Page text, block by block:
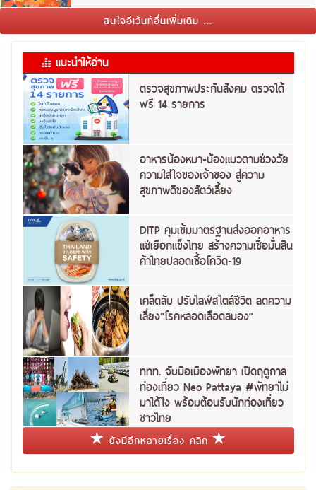
สนใจอีเว้นท์อื่นเพิ่มเติม ...
แนะนำให้อ่าน
ตรวจสุขภาพประกันสังคม ตรวจได้
ฟรี 14 รายการ
อาหารน้องหมา-น้องแมวตามช่วงวัย
ความใส่ใจของเจ้าของ สู่ความ
สุขภาพดีของสัตว์เลี้ยง
DITP คุมเข้มมาตรฐานส่งออกอาหาร
แช่เยือกแข็งไทย สร้างความเชื่อมั่นสิน
ค้าไทยปลอดเชื้อโควิด-19
เคล็ดลับ ปรับไลฟ์สไตล์ชีวิต ลดความ
เสี่ยง“โรคหลอดเลือดสมอง”
ททท. จับมือเมืองพัทยา เปิดฤดูกาล
ท่องเที่ยว Neo Pattaya #พัทยาไม่
มาได้ไง พร้อมต้อนรับนักท่องเที่ยว
ชาวไทย
ยังมีอีกหลายเรื่อง คลิก